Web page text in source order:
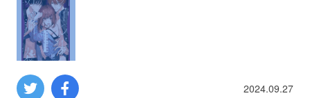
2024.09.27
コンピューター
ミリタリー
その他